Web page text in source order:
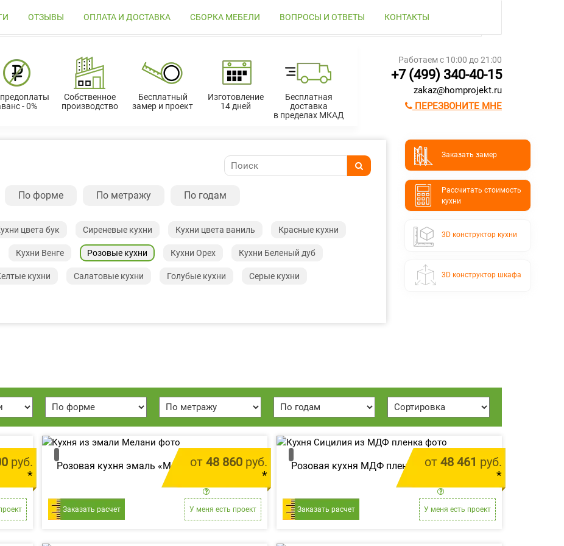
ОТЗЫВЫ ОПЛАТА И ДОСТАВКА СБОРКА МЕБЕЛИ ВОПРОСЫ И ОТВЕТЫ КОНТАКТЫ
- 0%
Собственное
производство
Бесплатный
замер и проект
Изготовление
14 дней
Бесплатная
доставка
в пределах МКАД
Работаем с 10:00 до 21:00
+7 (499) 340-40-15
zakaz@homprojekt.ru
ПЕРЕЗВОНИТЕ МНЕ
По форме По метражу По годам
цвета бук Сиреневые кухни Кухни цвета ваниль Красные кухни
Кухни Венге Розовые кухни Кухни Орех Кухни Беленый дуб
кухни Салатовые кухни Голубые кухни Серые кухни
Заказать замер
Расcчитать стоимость
кухни
3D конструктор кухни
3D конструктор шкафа
руб.
*
от 48 860 руб.
*
Розовая кухня эмаль «Мелани»
Заказать расчет У меня есть проект
от 48 461 руб.
*
Розовая кухня МДФ пленка «Сицилия»
Заказать расчет У меня есть проект